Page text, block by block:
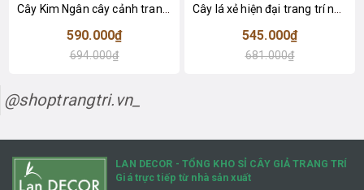
Cây Kim Ngân cây cảnh trang trí nhà đẹp (80cm) - LC1990
590.000₫
694.000₫
Cây lá xẻ hiện đại trang trí nhà (65cm) - LC3022
545.000₫
681.000₫
@shoptrangtri.vn_
LAN DECOR - TỔNG KHO SỈ CÂY GIẢ TRANG TRÍ
Giá trực tiếp từ nhà sản xuất